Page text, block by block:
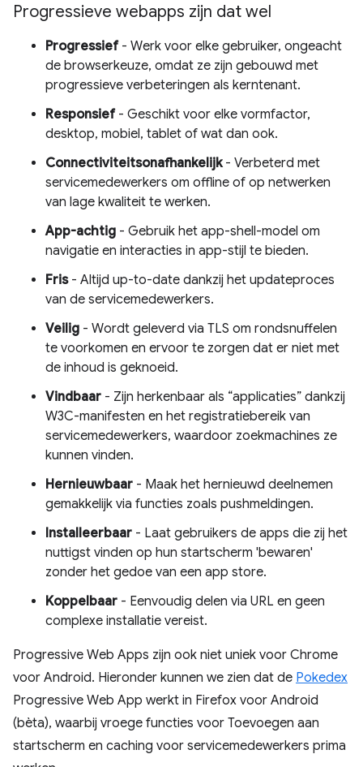
Progressieve webapps zijn dat wel
Progressief- Werk voor elke gebruiker, ongeacht
de browserkeuze, omdat ze zijn gebouwd met
progressieve verbeteringen als kerntenant.
Responsief- Geschikt voor elke vormfactor,
desktop, mobiel, tablet of wat dan ook.
Connectiviteitsonafhankelijk- Verbeterd met
servicemedewerkers om offline of op netwerken
van lage kwaliteit te werken.
App-achtig - Gebruik het app-shell-model om
navigatie en interacties in app-stijl te bieden.
Fris- Altijd up-to-date dankzij het updateproces
van de servicemedewerkers.
Veilig - Wordt geleverd via TLS om rondsnuffelen
te voorkomen en ervoor te zorgen dat er niet met
de inhoud is geknoeid.
Vindbaar - Zijn herkenbaar als “applicaties” dankzij
W3C-manifesten en het registratiebereik van
servicemedewerkers, waardoor zoekmachines ze
kunnen vinden.
Hernieuwbaar - Maak het hernieuwd deelnemen
gemakkelijk via functies zoals pushmeldingen.
Installeerbaar - Laat gebruikers de apps die zij het
nuttigst vinden op hun startscherm 'bewaren'
zonder het gedoe van een app store.
Koppelbaar - Eenvoudig delen via URL en geen
complexe installatie vereist.
Progressive Web Apps zijn ook niet uniek voor Chrome
voor Android. Hieronder kunnen we zien dat de Pokedex
Progressive Web App werkt in Firefox voor Android
(bèta), waarbij vroege functies voor Toevoegen aan
startscherm en caching voor servicemedewerkers prima